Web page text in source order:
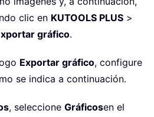
clic en KUTOOLS PLUS >
gráfico.
Exportar gráfico, configure
se indica a continuación.
, seleccione Gráficosen el